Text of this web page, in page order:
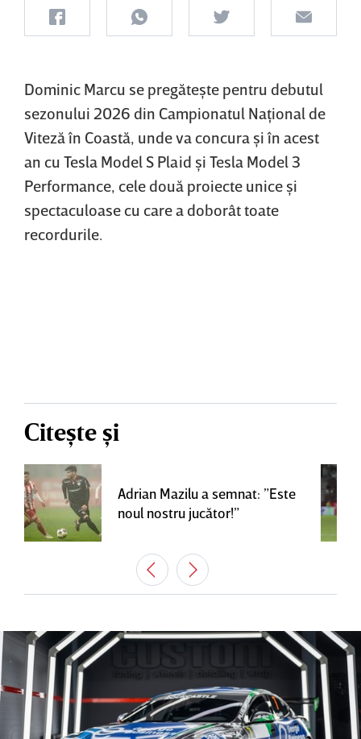
Dominic Marcu se pregăteşte pentru debutul
sezonului 2026 din Campionatul Naţional de
Viteză în Coastă, unde va concura şi în acest
an cu Tesla Model S Plaid şi Tesla Model 3
Performance, cele două proiecte unice şi
spectaculoase cu care a doborât toate
recordurile.
Citește și
Adrian Mazilu a semnat: ”Este
noul nostru jucător!”